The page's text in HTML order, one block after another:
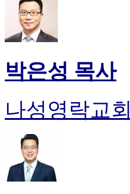
박은성 목사
나성영락교회